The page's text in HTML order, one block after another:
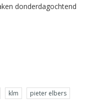
donderdagochtend
klm pieter elbers